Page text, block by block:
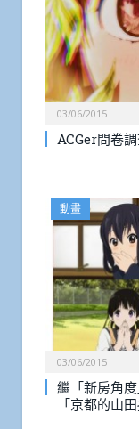
03/06/2015
ACGer問卷
動畫
03/06/2015
繼「新房角
「京都的山